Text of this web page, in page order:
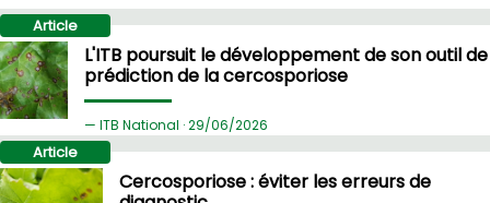
Article
L'ITB poursuit le développement de son outil de
prédiction de la cercosporiose
ITB National ·29/06/2026
Article
Cercosporiose : éviter les erreurs de